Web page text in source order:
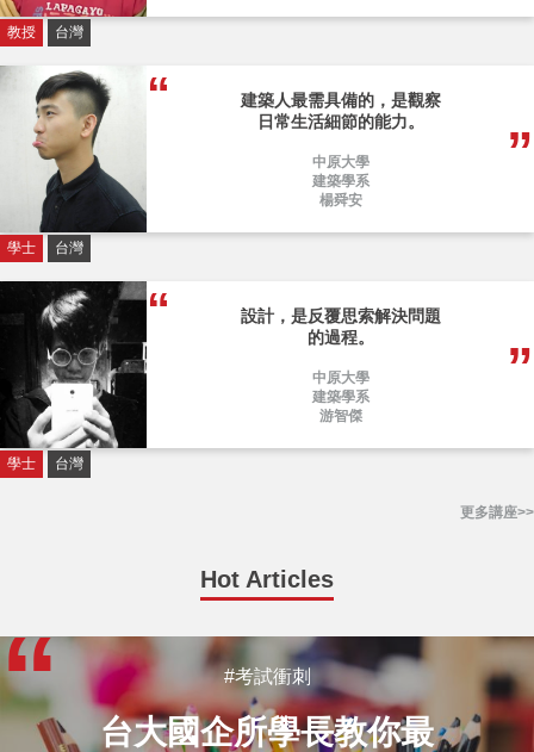
教授 台灣
建築人最需具備的，是觀察
日常生活細節的能力。
中原大學
建築學系
楊舜安
學士 台灣
設計，是反覆思索解決問題
的過程。
中原大學
建築學系
游智傑
學士 台灣
更多講座>>
Hot Articles
#考試衝刺
台大國企所學長教你最